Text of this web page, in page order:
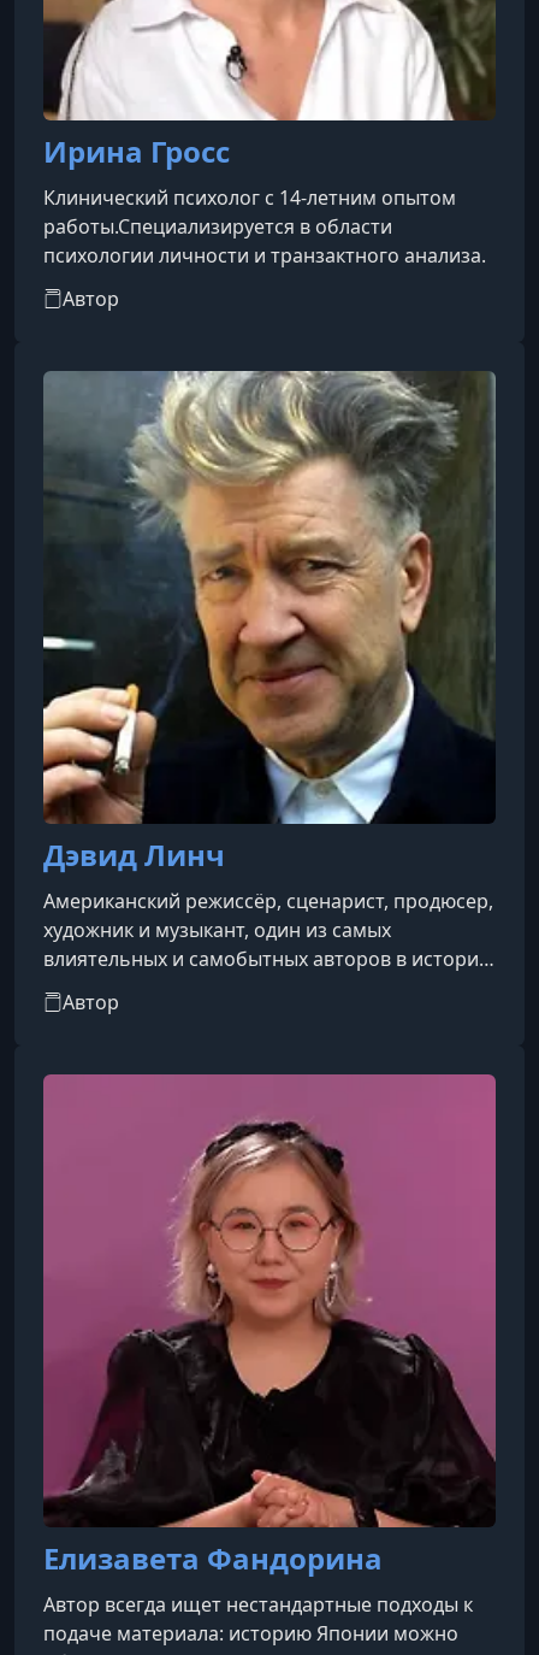
Ирина Гросс
Клинический психолог с 14-летним опытом
работы.Специализируется в области
психологии личности и транзактного анализа.
Автор
Дэвид Линч
Американский режиссёр, сценарист, продюсер,
художник и музыкант, один из самых
влиятельных и самобытных авторов в истории
мирового кино. Родился 20 января 1946
года.Он известен своим уникальным стилем,
глубину и атмосферу сна, где границы между
работы часто затрагивают темы
двойственности, подсознания, тайных
желаний и скрытой жестокости обыденной
Автор
Елизавета Фандорина
Автор всегда ищет нестандартные подходы к
подаче материала: историю Японии можно